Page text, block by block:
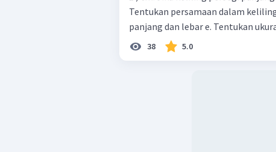
Tentukan persamaan dalam
panjang dan lebar e. Tentukan
38 5.0